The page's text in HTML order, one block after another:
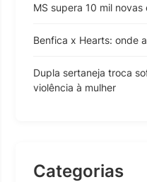
MS supera 10 mil
Benfica x Hearts: onde
Dupla sertaneja troca
violência à mulher
Categorias